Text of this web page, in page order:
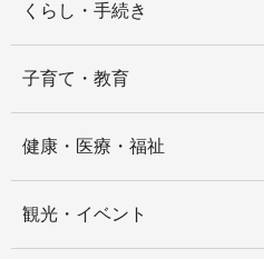
くらし・手続き
子育て・教育
健康・医療・福祉
観光・イベント